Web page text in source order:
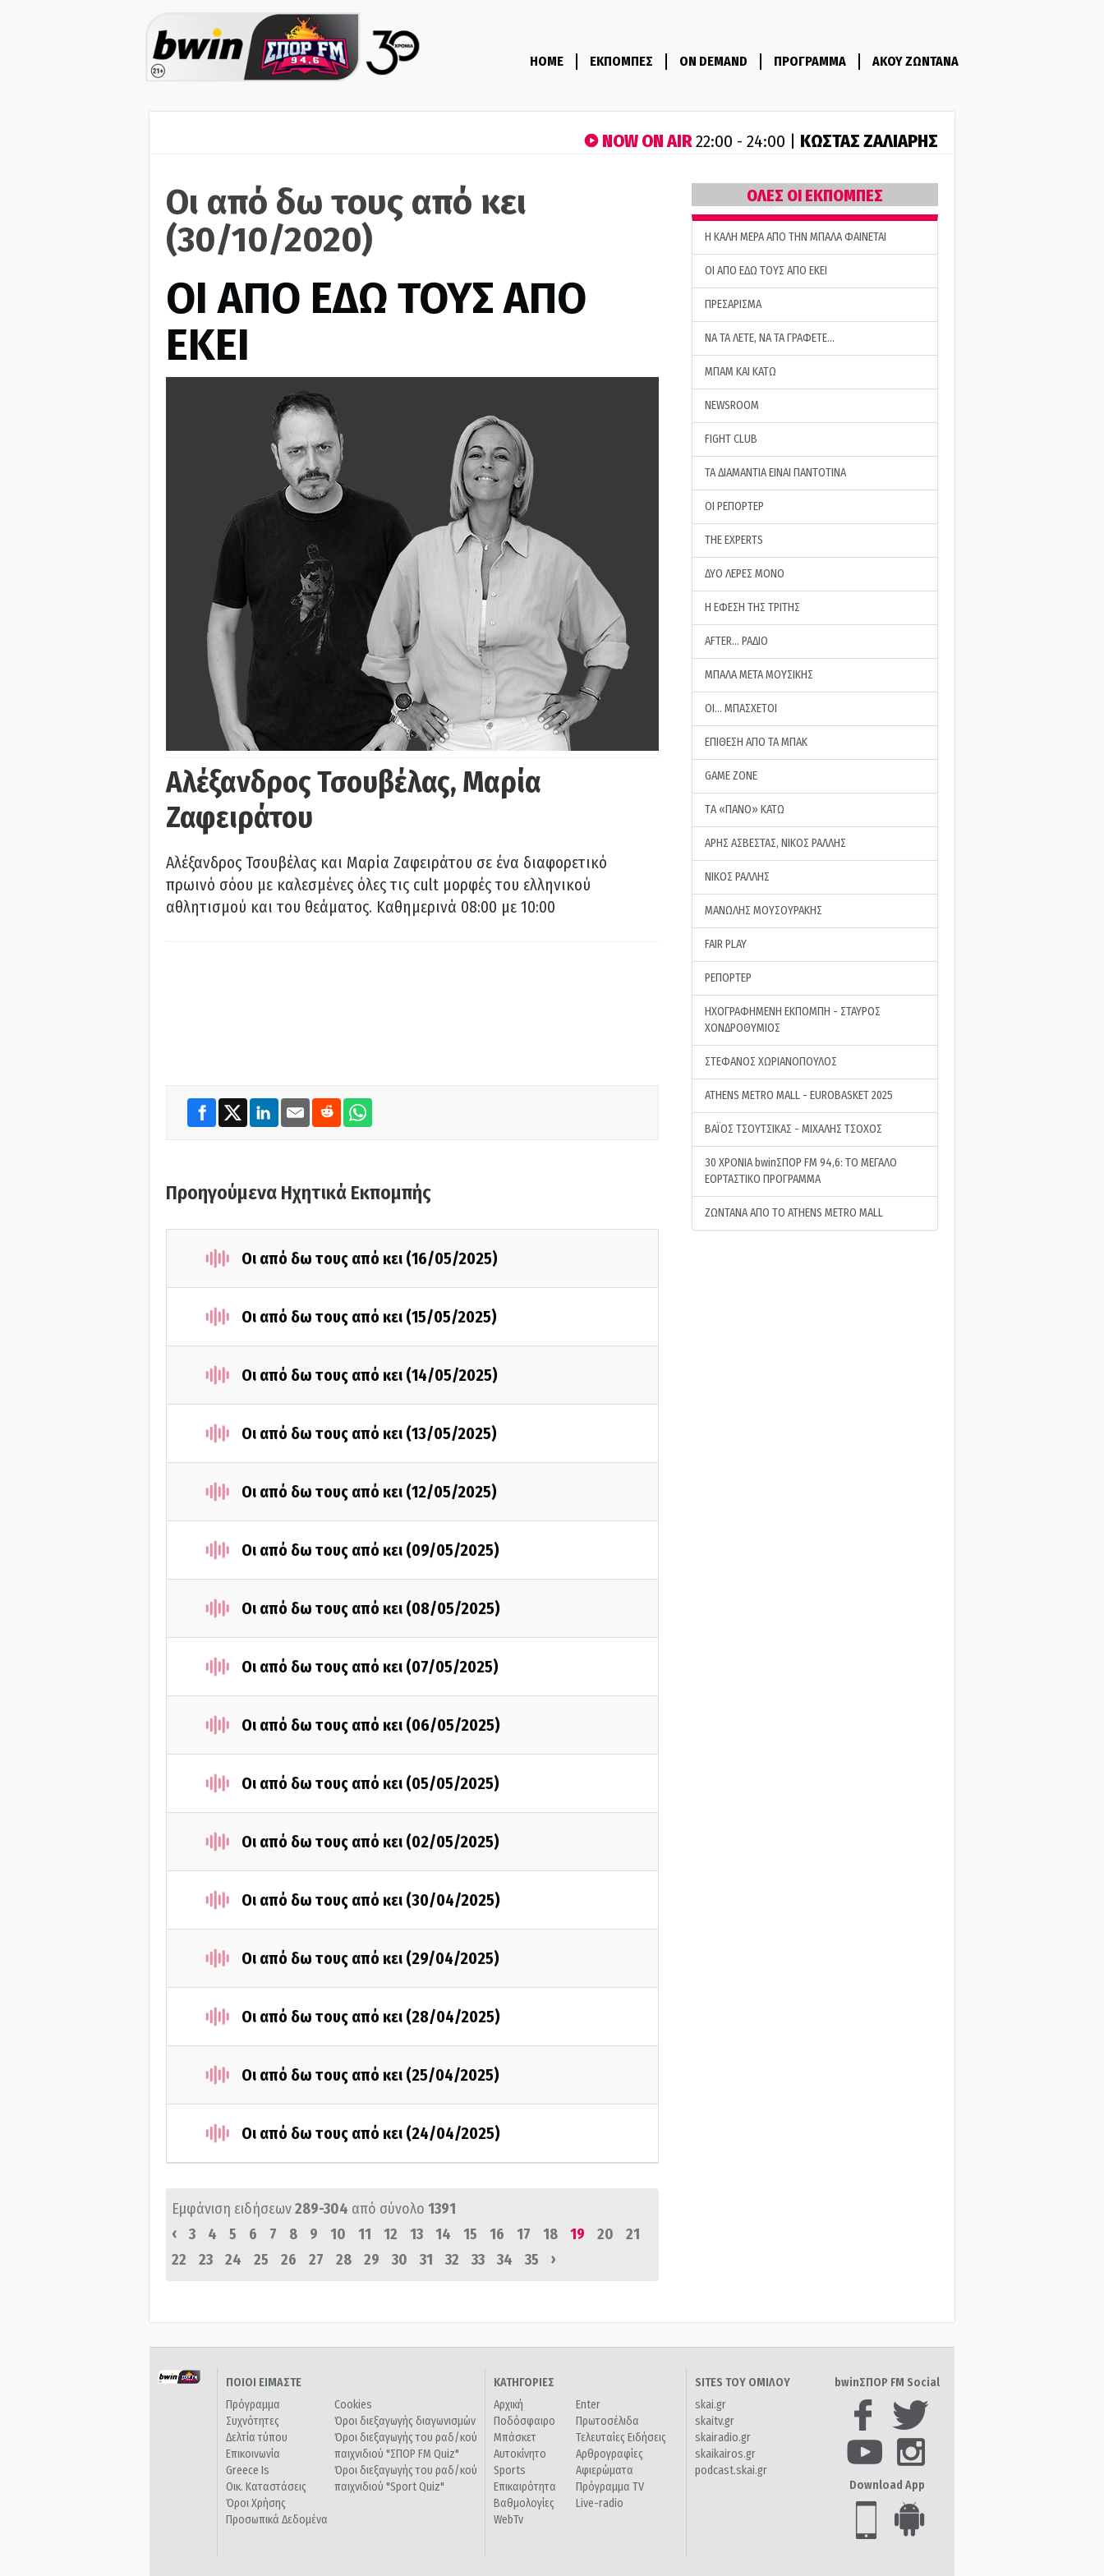
HOME ΕΚΠΟΜΠΕΣ ON DEMAND ΠΡΟΓΡΑΜΜΑ ΑΚΟΥ ΖΩΝΤΑΝΑ
NOW ON AIR22:00 - 24:00 | ΚΩΣΤΑΣ ΖΑΛΙΑΡΗΣ
Οι από δω τους από κει
(30/10/2020)
ΟΙ ΑΠΟ ΕΔΩ ΤΟΥΣ ΑΠΟ
ΕΚΕΙ
Αλέξανδρος Τσουβέλας, Μαρία
Ζαφειράτου
Αλέξανδρος Τσουβέλας και Μαρία Ζαφειράτου σε ένα διαφορετικό
πρωινό σόου με καλεσμένες όλες τις cult μορφές του ελληνικού
αθλητισμού και του θεάματος. Καθημερινά 08:00 με 10:00
Προηγούμενα Ηχητικά Εκπομπής
Οι από δω τους από κει (16/05/2025)
Οι από δω τους από κει (15/05/2025)
Οι από δω τους από κει (14/05/2025)
Οι από δω τους από κει (13/05/2025)
Οι από δω τους από κει (12/05/2025)
Οι από δω τους από κει (09/05/2025)
Οι από δω τους από κει (08/05/2025)
Οι από δω τους από κει (07/05/2025)
Οι από δω τους από κει (06/05/2025)
Οι από δω τους από κει (05/05/2025)
Οι από δω τους από κει (02/05/2025)
Οι από δω τους από κει (30/04/2025)
Οι από δω τους από κει (29/04/2025)
Οι από δω τους από κει (28/04/2025)
Οι από δω τους από κει (25/04/2025)
Οι από δω τους από κει (24/04/2025)
Εμφάνιση ειδήσεων289-304 από σύνολο 1391
‹
3 4 5 6 7 8 9 10 11 12 13 14 15 16 17 18 19 20
21
22
23 24 25 26 27 28 29 30 31 32 33 34 35 ›
ΟΛΕΣ ΟΙ ΕΚΠΟΜΠΕΣ
H ΚΑΛΗ ΜΕΡΑ ΑΠΟ ΤΗΝ ΜΠΑΛΑ ΦΑΙΝΕΤΑΙ
ΟΙ ΑΠΟ ΕΔΩ ΤΟΥΣ ΑΠΟ ΕΚΕΙ
ΠΡΕΣΑΡΙΣΜΑ
ΝΑ ΤΑ ΛΕΤΕ, ΝΑ ΤΑ ΓΡΑΦΕΤΕ…
ΜΠΑΜ ΚΑΙ ΚΑΤΩ
NEWSROOM
FIGHT CLUB
ΤΑ ΔΙΑΜΑΝΤΙΑ ΕΙΝΑΙ ΠΑΝΤΟΤΙΝΑ
ΟΙ ΡΕΠΟΡΤΕΡ
THE EXPERTS
ΔΥΟ ΛΕΡΕΣ ΜΟΝΟ
Η ΕΦΕΣΗ ΤΗΣ ΤΡΙΤΗΣ
AFTER… ΡΑΔΙΟ
ΜΠΑΛΑ ΜΕΤΑ ΜΟΥΣΙΚΗΣ
ΟΙ… ΜΠΑΣΧΕΤΟΙ
ΕΠΙΘΕΣΗ ΑΠΟ ΤΑ ΜΠΑΚ
GAME ZONE
ΤA «ΠΑΝΟ» ΚΑΤΩ
ΑΡΗΣ ΑΣΒΕΣΤΑΣ, ΝΙΚΟΣ ΡΑΛΛΗΣ
ΝΙΚΟΣ ΡΑΛΛΗΣ
ΜΑΝΩΛΗΣ ΜΟΥΣΟΥΡΑΚΗΣ
FAIR PLAY
ΡΕΠΟΡΤΕΡ
ΗΧΟΓΡΑΦΗΜΕΝΗ ΕΚΠΟΜΠΗ - ΣΤΑΥΡΟΣ
ΧΟΝΔΡΟΘΥΜΙΟΣ
ΣΤΕΦΑΝΟΣ ΧΩΡΙΑΝΟΠΟΥΛΟΣ
ATHENS METRO MALL - EUROBASKET 2025
ΒΑΪΟΣ ΤΣΟΥΤΣΙΚΑΣ - ΜΙΧΑΛΗΣ ΤΣΟΧΟΣ
30 ΧΡΟΝΙΑ bwinΣΠΟΡ FM 94,6: ΤΟ ΜΕΓΑΛΟ
ΕΟΡΤΑΣΤΙΚΟ ΠΡΟΓΡΑΜΜΑ
ΖΩΝΤΑΝΑ ΑΠΟ ΤΟ ATHENS METRO MALL
ΠΟΙΟΙ ΕΙΜΑΣΤΕ
Πρόγραμμα
Συχνότητες
Δελτία τύπου
Επικοινωνία
Greece Is
Οικ. Καταστάσεις
Όροι Χρήσης
Προσωπικά Δεδομένα
Cookies
Όροι διεξαγωγής διαγωνισμών
Όροι διεξαγωγής του ραδ/κού
παιχνιδιού "ΣΠΟΡ FM Quiz"
Όροι διεξαγωγής του ραδ/κού
παιχνιδιού "Sport Quiz"
ΚΑΤΗΓΟΡΙΕΣ
Αρχική
Ποδόσφαιρο
Μπάσκετ
Αυτοκίνητο
Sports
Επικαιρότητα
Βαθμολογίες
WebTv
Enter
Πρωτοσέλιδα
Τελευταίες Ειδήσεις
Αρθρογραφίες
Αφιερώματα
Πρόγραμμα TV
Live-radio
SITES ΤΟΥ ΟΜΙΛΟΥ
skai.gr
skaitv.gr
skairadio.gr
skaikairos.gr
podcast.skai.gr
bwinΣΠΟΡ FM Social
Download App